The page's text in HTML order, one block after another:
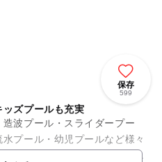
保存
599
ズプールも充実
波プール・スライダープー
プール・幼児プールなど様々
さんの方でにぎわっていま